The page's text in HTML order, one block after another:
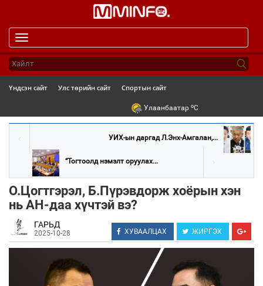
navigation
Үндсэн сайт Улс төрийн сайт Спортын сайт
Улаанбаатар oC
УИХ-ын даргад Л.Энх-Амгалан,...
“Тогтоолд нэмэлт оруулах...
О.Цогтгэрэл, Б.Пүрэвдорж хоёрын хэн
нь АН-даа хүчтэй вэ?
ГАРЬД
2025-10-28 ХУВААЛЦАХ ЖИРГЭХ